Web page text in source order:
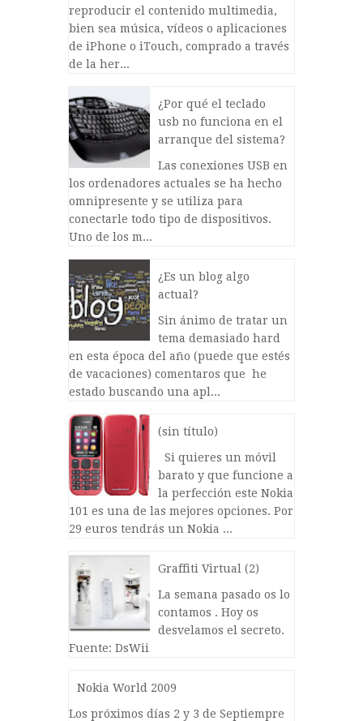
reproducir el contenido multimedia,
bien sea música, vídeos o aplicaciones
de iPhone o iTouch, comprado a través
de la her...
¿Por qué el teclado
usb no funciona en el
arranque del sistema?
Las conexiones USB en
los ordenadores actuales se ha hecho
omnipresente y se utiliza para
conectarle todo tipo de dispositivos.
Uno de los m...
¿Es un blog algo
actual?
Sin ánimo de tratar un
tema demasiado hard
en esta época del año (puede que estés
de vacaciones) comentaros que he
estado buscando una apl...
(sin título)
Si quieres un móvil
barato y que funcione a
la perfección este Nokia
101 es una de las mejores opciones. Por
29 euros tendrás un Nokia ...
Graffiti Virtual (2)
La semana pasado os lo
contamos . Hoy os
desvelamos el secreto.
Fuente: DsWii
Nokia World 2009
Los próximos días 2 y 3 de Septiempre